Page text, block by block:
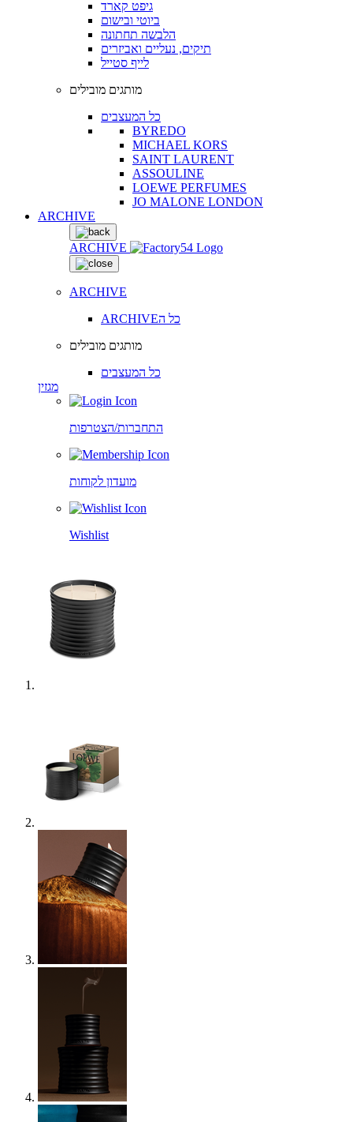
גיפט קארד
ביוטי ובישום
הלבשה תחתונה
תיקים, נעליים ואביזרים
לייף סטייל
מותגים מובילים
כל המעצבים
BYREDO
MICHAEL KORS
SAINT LAURENT
ASSOULINE
LOEWE PERFUMES
JO MALONE LONDON
ARCHIVE
ARCHIVE
ARCHIVE
ARCHIVEכל ה
מותגים מובילים
כל המעצבים
מגזין
התחברות/הצטרפות
מועדון לקוחות
Wishlist